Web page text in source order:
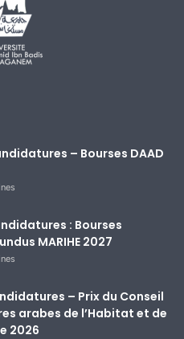
– Bourses DAAD
: Bourses
MARIHE 2027
– Prix du Conseil
arabes de l’Habitat et de
2026